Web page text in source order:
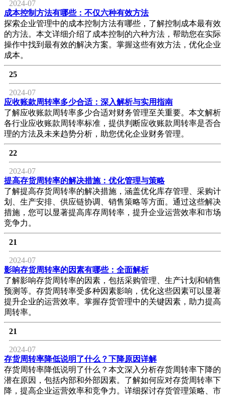
2024-07
成本控制方法有哪些：不仅六种有效方法
探索企业管理中的成本控制方法有哪些，了解控制成本最有效
的方法。本文详细介绍了成本控制的六种方法，帮助您在实际
操作中找到最有效的解决方案。掌握这些有效方法，优化企业
成本。
25
2024-07
应收账款周转率多少合适：深入解析与实用指南
了解应收账款周转率多少合适对财务管理至关重要。本文解析
各行业应收账款周转率标准，提供判断应收账款周转率是否合
理的方法及未来趋势分析，助您优化企业财务管理。
22
2024-07
提高存货周转率的解决措施：优化管理与策略
了解提高存货周转率的解决措施，涵盖优化库存管理、采购计
划、生产安排、供应链协调、销售策略等方面。通过这些解决
措施，您可以显著提高库存周转率，提升企业运营效率和市场
竞争力。
21
2024-07
影响存货周转率的因素有哪些：全面解析
了解影响存货周转率的因素，包括采购管理、生产计划和销售
预测等。存货周转率受多种因素影响，优化这些因素可以显著
提升企业的运营效率。掌握存货管理中的关键因素，助力提高
周转率。
21
2024-07
存货周转率降低说明了什么？下降原因详解
存货周转率降低说明了什么？本文深入分析存货周转率下降的
潜在原因，包括内部和外部因素。了解如何应对存货周转率下
降，提高企业运营效率和竞争力。详细探讨存货管理策略、市